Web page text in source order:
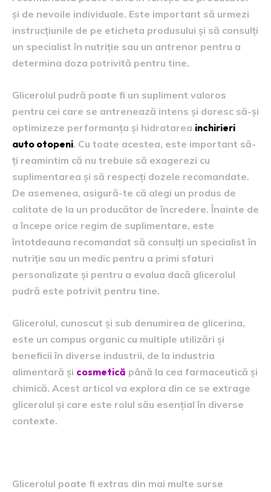
și de nevoile individuale. Este important să urmezi
instrucțiunile de pe eticheta produsului și să consulți
un specialist în nutriție sau un antrenor pentru a
determina doza potrivită pentru tine.
Glicerolul pudră poate fi un supliment valoros
pentru cei care se antrenează intens și doresc să-și
optimizeze performanța și hidratarea inchirieri
auto otopeni. Cu toate acestea, este important să-
ți reamintim că nu trebuie să exagerezi cu
suplimentarea și să respecți dozele recomandate.
De asemenea, asigură-te că alegi un produs de
calitate de la un producător de încredere. Înainte de
a începe orice regim de suplimentare, este
întotdeauna recomandat să consulți un specialist în
nutriție sau un medic pentru a primi sfaturi
personalizate și pentru a evalua dacă glicerolul
pudră este potrivit pentru tine.
Glicerolul, cunoscut și sub denumirea de glicerina,
este un compus organic cu multiple utilizări și
beneficii în diverse industrii, de la industria
alimentară și cosmetică până la cea farmaceutică și
chimică. Acest articol va explora din ce se extrage
glicerolul și care este rolul său esențial în diverse
contexte.
Glicerolul poate fi extras din mai multe surse